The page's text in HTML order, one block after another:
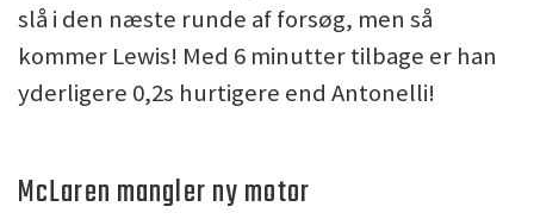
slå i den næste runde af forsøg, men så
kommer Lewis! Med 6 minutter tilbage er han
yderligere 0,2s hurtigere end Antonelli!
McLaren mangler ny motor